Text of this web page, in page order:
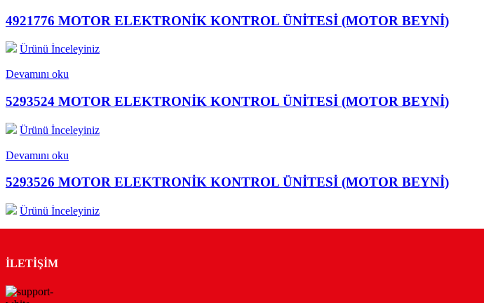
4921776 MOTOR ELEKTRONİK KONTROL ÜNİTESİ (MOTOR BEYNİ)
Ürünü İnceleyiniz
Devamını oku
5293524 MOTOR ELEKTRONİK KONTROL ÜNİTESİ (MOTOR BEYNİ)
Ürünü İnceleyiniz
Devamını oku
5293526 MOTOR ELEKTRONİK KONTROL ÜNİTESİ (MOTOR BEYNİ)
Ürünü İnceleyiniz
İLETİŞİM